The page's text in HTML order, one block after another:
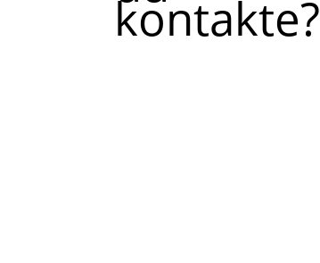
kontakte?